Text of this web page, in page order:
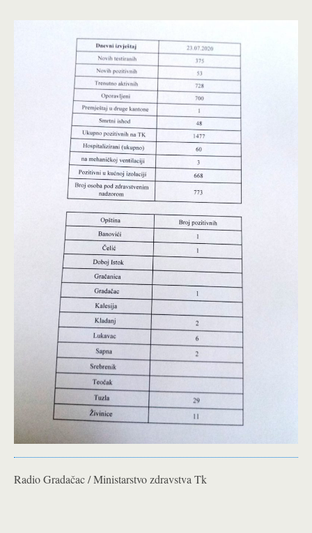
Radio Gradačac / Ministarstvo zdravstva Tk